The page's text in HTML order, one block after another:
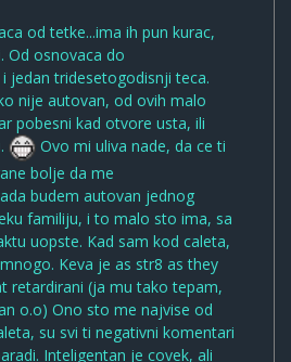
od tetke...ima ih pun kurac,
Od osnovaca do
jedan tridesetogodisnji teca.
nije autovan, od ovih malo
pobesni kad otvore usta, ili
Ovo mi uliva nade, da ce ti
bolje da me
budem autovan jednog
familiju, i to malo sto ima, sa
uopste. Kad sam kod caleta,
Keva je as str8 as they
retardirani (ja mu tako tepam,
o.o) Ono sto me najvise od
su svi ti negativni komentari
Inteligentan je covek, ali